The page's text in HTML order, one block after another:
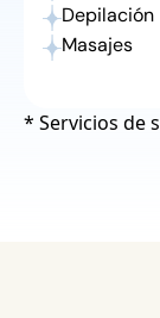
Depilación
Masajes
* Servicios